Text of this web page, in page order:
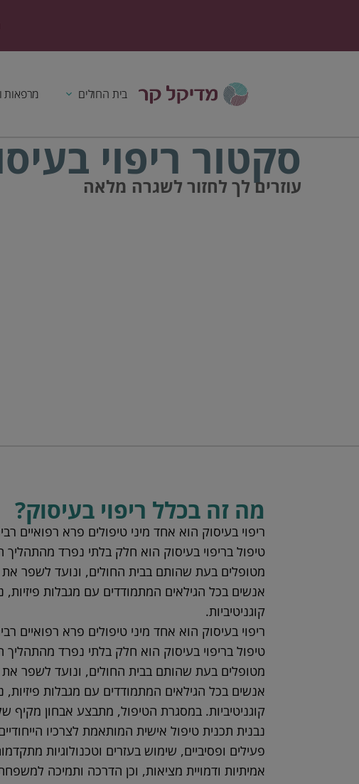
בית החולים מרפאות
סקטור ריפוי
עוזרים לך לחזור לשגרה מלאה
מה זה בכלל ריפוי בעיסוק?
ריפוי בעיסוק הוא אחד מיני טיפולים פרא רפואיים
טיפול בריפוי בעיסוק הוא חלק בלתי נפרד מהתהליך
מטופלים בעת שהותם בבית החולים, ונועד לשפר את
אנשים בכל הגילאים המתמודדים עם מגבלות פיזיות,
קוגניטיביות.
ריפוי בעיסוק הוא אחד מיני טיפולים פרא רפואיים
טיפול בריפוי בעיסוק הוא חלק בלתי נפרד מהתהליך
מטופלים בעת שהותם בבית החולים, ונועד לשפר את
אנשים בכל הגילאים המתמודדים עם מגבלות פיזיות,
קוגניטיביות. במסגרת הטיפול, מתבצע אבחון מקיף
נבנית תכנית טיפול אישית המותאמת לצרכיו
פעילים ופסיביים, שימוש בעזרים וטכנולוגיות
אמיתיות ודמויית מציאות, וכן הדרכה ותמיכה